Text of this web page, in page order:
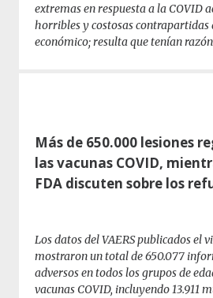
extremas en respuesta a la COVID
horribles y costosas
económico; resulta que tenían
Más de 650.000 lesiones
las vacunas COVID,
FDA discuten sobre los
Los datos del VAERS publicados el
mostraron un total de 650.077
adversos en todos los grupos de
vacunas COVID, incluyendo 13.911